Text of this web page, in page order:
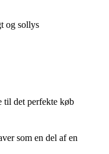
og sollys
til det perfekte køb
som en del af en